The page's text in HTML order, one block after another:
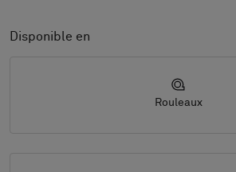
Disponible en
Rouleaux